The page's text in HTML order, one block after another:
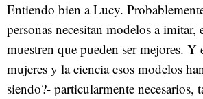
Entiendo bien a Lucy.
personas necesitan modelos a imitar,
muestren que pueden ser mejores. Y
mujeres y la ciencia esos modelos
siendo?- particularmente necesarios,